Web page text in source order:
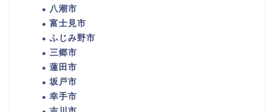
八潮市
富士見市
ふじみ野市
三郷市
蓮田市
坂戸市
幸手市